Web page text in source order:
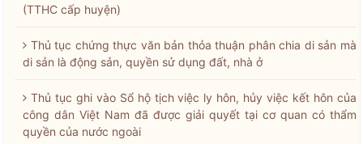
(TTHC cấp huyện)
Thủ tục chứng thực văn bản thỏa thuận phân chia di sản mà
di sản là động sản, quyền sử dụng đất, nhà ở
Thủ tục ghi vào Sổ hộ tịch việc ly hôn, hủy việc kết hôn của
công dân Việt Nam đã được giải quyết tại cơ quan có thẩm
quyền của nước ngoài